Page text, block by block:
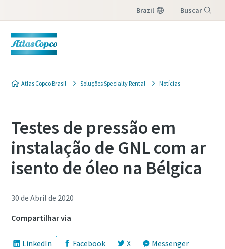
Brazil Buscar
Atlas Copco Brasil Soluções Specialty Rental Notícias
Testes de pressão em
instalação de GNL com ar
isento de óleo na Bélgica
30 de Abril de 2020
Compartilhar via
LinkedIn Facebook X
Messenger